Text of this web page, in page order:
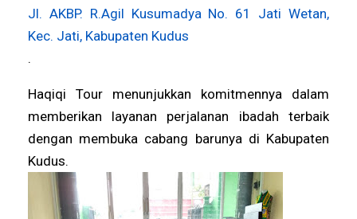
Jl. AKBP. R.Agil Kusumadya No. 61 Jati Wetan,
Kec. Jati, Kabupaten Kudus
.
Haqiqi Tour menunjukkan komitmennya dalam
memberikan layanan perjalanan ibadah terbaik
dengan membuka cabang barunya di Kabupaten
Kudus.